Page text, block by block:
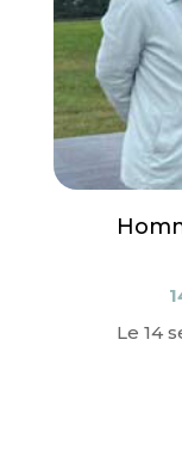
Le 14